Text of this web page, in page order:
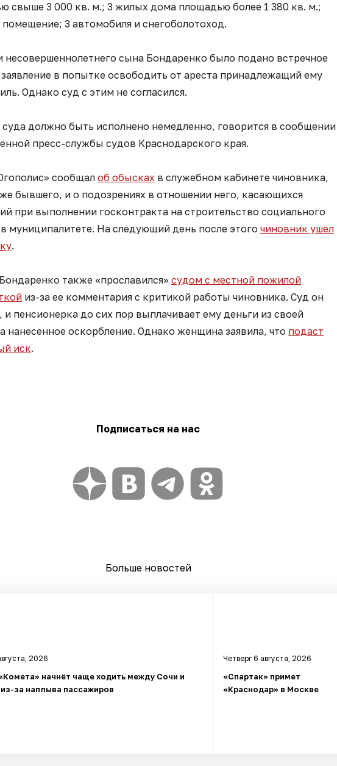
свыше 3 000 кв. м.; 3 жилых дома площадью более 1 380 кв. м.;
3 автомобиля и снегоболотоход.
несовершеннолетнего сына Бондаренко было подано встречное
в попытке освободить от ареста принадлежащий ему
Однако суд с этим не согласился.
должно быть исполнено немедленно, говорится в сообщении
пресс-службы судов Краснодарского края.
сообщал об обысках в служебном кабинете чиновника,
бывшего, и о подозрениях в отношении него, касающихся
при выполнении госконтракта на строительство социального
муниципалитете. На следующий день после этого чиновник ушел
.
также «прославился» судом с местной пожилой
из-за ее комментария с критикой работы чиновника. Суд он
и пенсионерка до сих пор выплачивает ему деньги из своей
нанесенное оскорбление. Однако женщина заявила, что подаст
иск.
Подписаться на нас
Больше новостей
2026
начнёт чаще ходить между Сочи и
за наплыва пассажиров
Четверг 6 августа, 2026
«Спартак» примет
«Краснодар» в Москве